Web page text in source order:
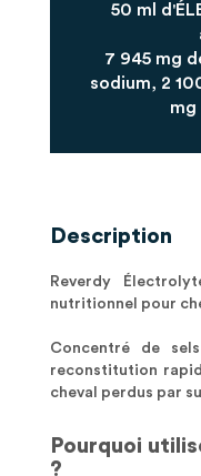
50 ml
7 945 mg
sodium, 2
mg
Description
Reverdy
nutritionnel pour
Concentré de
reconstitution
cheval perdus par
Pourquoi
?